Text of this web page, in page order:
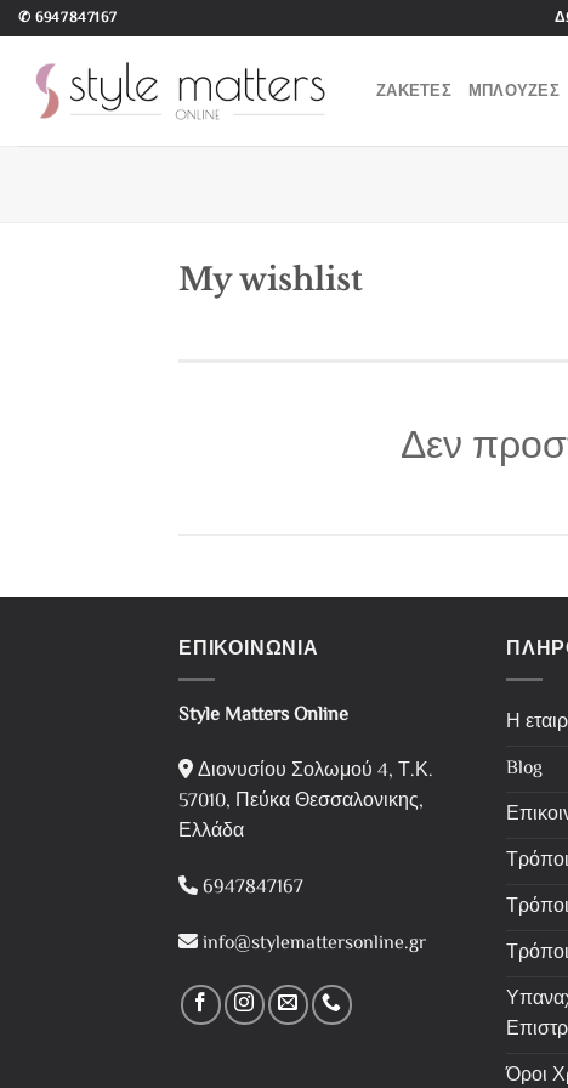
Μετάβαση
στο
περιεχόμενο
✆6947847167
ΖΑΚΕΤΕΣ ΜΠΛΟΥΖΕΣ
My wishlist
Δεν
ΕΠΙΚΟΙΝΩΝΙΑ
Style Matters Online
Διονυσίου Σολωμού 4, Τ.Κ.
57010, Πεύκα Θεσσαλονικης,
Ελλάδα
6947847167
info@stylemattersonline.gr
Η
Blog
Όροι